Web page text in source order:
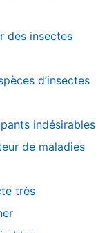
des insectes
d’insectes
indésirables
de maladies
très